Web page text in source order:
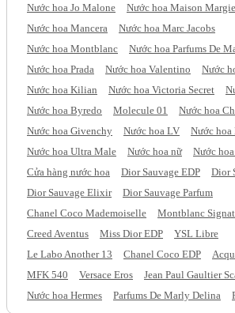
Nước hoa Jo Malone
Nước hoa Maison
Nước hoa Mancera
Nước hoa Marc Jacobs
Nước hoa Montblanc
Nước hoa Parfums De
Nước hoa Prada
Nước hoa Valentino
Nước
Nước hoa Kilian
Nước hoa Victoria Secret
Nước hoa Byredo
Molecule 01
Nước hoa
Nước hoa Givenchy
Nước hoa LV
Nước hoa
Nước hoa Ultra Male
Nước hoa nữ
Nước
Cửa hàng nước hoa
Dior Sauvage EDP
Dior
Dior Sauvage Elixir
Dior Sauvage Parfum
Chanel Coco Mademoiselle
Montblanc
Creed Aventus
Miss Dior EDP
YSL Libre
Le Labo Another 13
Chanel Coco EDP
MFK 540
Versace Eros
Jean Paul Gaultier
Nước hoa Hermes
Parfums De Marly Delina